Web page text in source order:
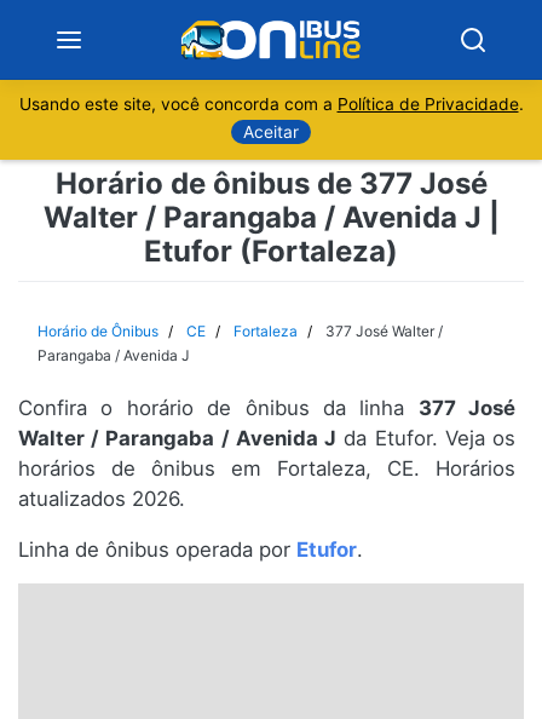
Sobre
Minas Gerais
Espírito Santo
Paraná
Santa Catarina
Usando este site, você concorda com a Política de Privacidade.
Aceitar
Horário de ônibus de 377 José
Walter / Parangaba / Avenida J |
Etufor (Fortaleza)
Horário de Ônibus CE Fortaleza
377 José Walter /
Parangaba / Avenida J
Confira o horário de ônibus da linha 377 José
Walter / Parangaba / Avenida J da Etufor. Veja os
horários de ônibus em Fortaleza, CE. Horários
atualizados 2026.
Linha de ônibus operada por Etufor.